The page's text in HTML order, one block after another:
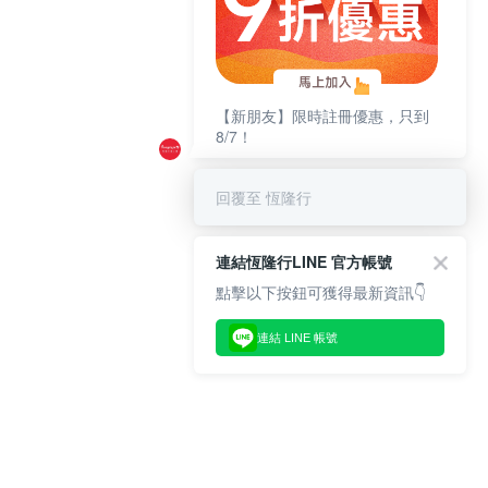
【新朋友】限時註冊優惠，只到
8/7！
回覆至 恆隆行
連結恆隆行LINE 官方帳號
點擊以下按鈕可獲得最新資訊👇
連結 LINE 帳號